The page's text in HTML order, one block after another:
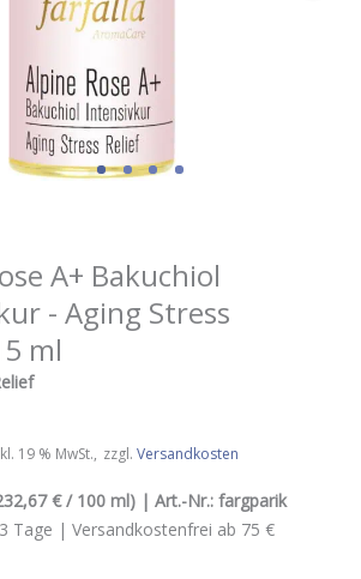
A+ Bakuchiol
- Aging Stress
ml
19 % MwSt. zzgl. Versandkosten
€ / 100 ml) | Art.-Nr.: fargparik
Tage | Versandkostenfrei ab 75 €